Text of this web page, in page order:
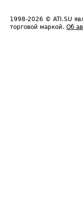
1998-2026 © ATI.SU
торговой маркой. Об